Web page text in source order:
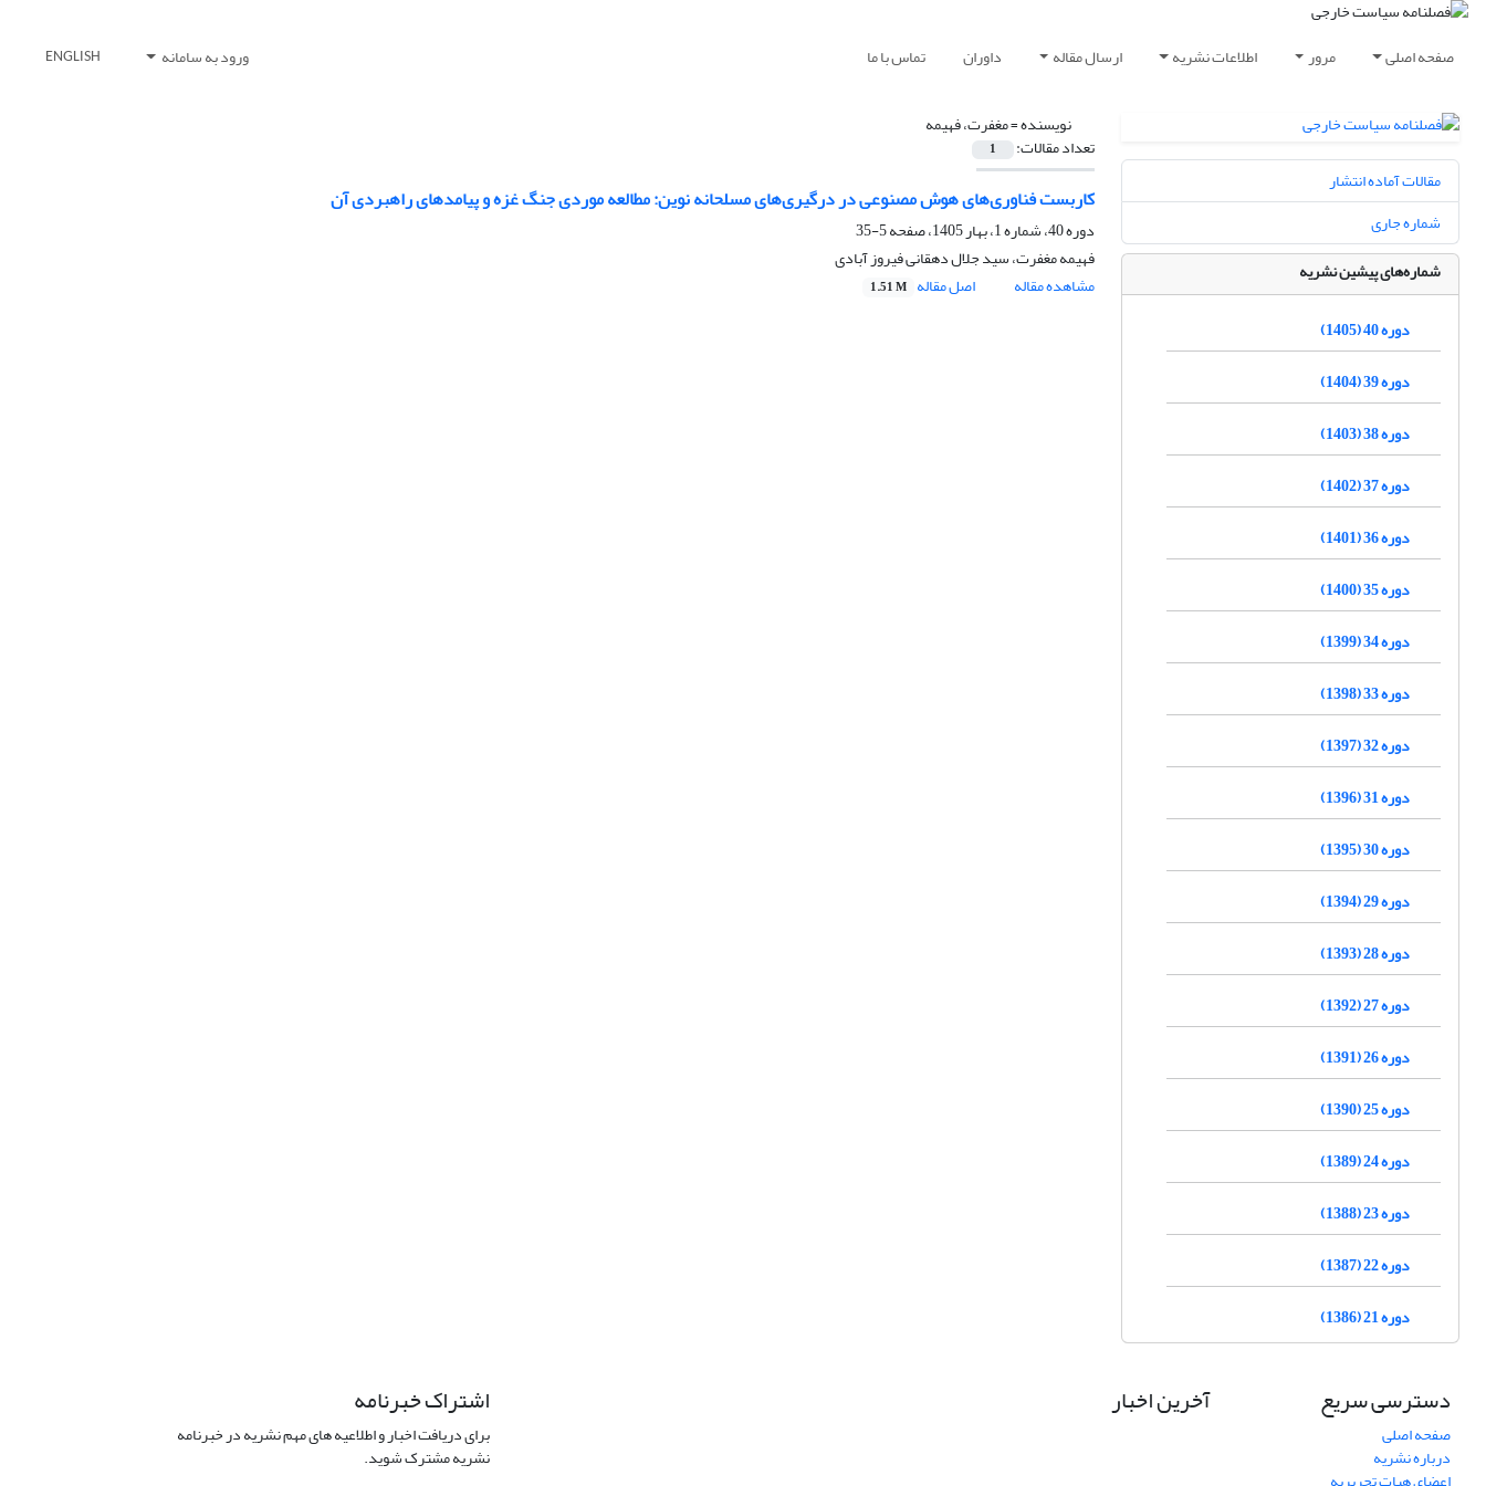
صفحه اصلی مرور اطلاعات نشریه ارسال مقاله داوران تماس با ما ورود به سامانه ENGLISH
نویسنده =مغفرت، فهیمه
تعداد مقالات: 1
کاربست فناوری‌های هوش مصنوعی در درگیری‌های مسلحانه نوین: مطالعه موردی جنگ غزه و پیامدهای راهبردی آن
دوره 40، شماره 1، بهار 1405، صفحه
5-35
فهیمه مغفرت، سید جلال دهقانی فیروز آبادی
مشاهده مقاله
اصل مقاله 1.51 M
مقالات آماده انتشار
شماره جاری
شماره‌های پیشین نشریه
دوره 40 (1405)
دوره 39 (1404)
دوره 38 (1403)
دوره 37 (1402)
دوره 36 (1401)
دوره 35 (1400)
دوره 34 (1399)
دوره 33 (1398)
دوره 32 (1397)
دوره 31 (1396)
دوره 30 (1395)
دوره 29 (1394)
دوره 28 (1393)
دوره 27 (1392)
دوره 26 (1391)
دوره 25 (1390)
دوره 24 (1389)
دوره 23 (1388)
دوره 22 (1387)
دوره 21 (1386)
دسترسی سریع
صفحه اصلی
درباره نشریه
آخرین اخبار اشتراک خبرنامه
برای دریافت اخبار و اطلاعیه های مهم نشریه در خبرنامه
نشریه مشترک شوید.